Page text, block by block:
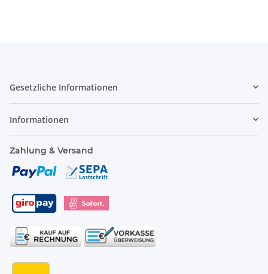
Gesetzliche Informationen
Informationen
Zahlung & Versand